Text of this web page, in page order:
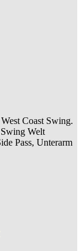
Coast Swing.
Welt
Pass, Unterarm